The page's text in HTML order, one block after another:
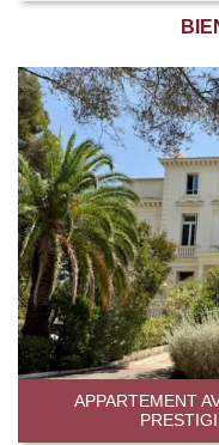
APPARTEMENT